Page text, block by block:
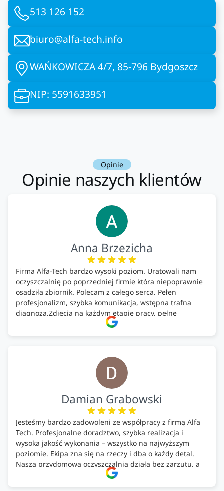
513 126 152
biuro@alfa-tech.info
WAŃKOWICZA 4/7, 85-796 Bydgoszcz
NIP: 5591633951
Opinie
Opinie naszych klientów
Anna Brzezicha
Firma Alfa-Tech bardzo wysoki poziom. Uratowali nam
oczyszczalnię po poprzedniej firmie która niepoprawnie
osadziła zbiornik. Polecam z całego serca. Pełen
profesjonalizm, szybka komunikacja, wstępna trafna
diagnoza.Zdjęcia na każdym etapie pracy, pełne
doradztwo.Dobrze wyszkoleni i znający się na rzeczy.
Podsumowując ekipa na wysokim poziomie, rzetelna.
Damian Grabowski
Jesteśmy bardzo zadowoleni ze współpracy z firmą Alfa
Tech. Profesjonalne doradztwo, szybka realizacja i
wysoka jakość wykonania – wszystko na najwyższym
poziomie. Ekipa zna się na rzeczy i dba o każdy detal.
Nasza przydomowa oczyszczalnia działa bez zarzutu, a
całość została wykonana zgodnie z terminem i
ustaleniami. Z czystym sumieniem polecamy Alfa Tech